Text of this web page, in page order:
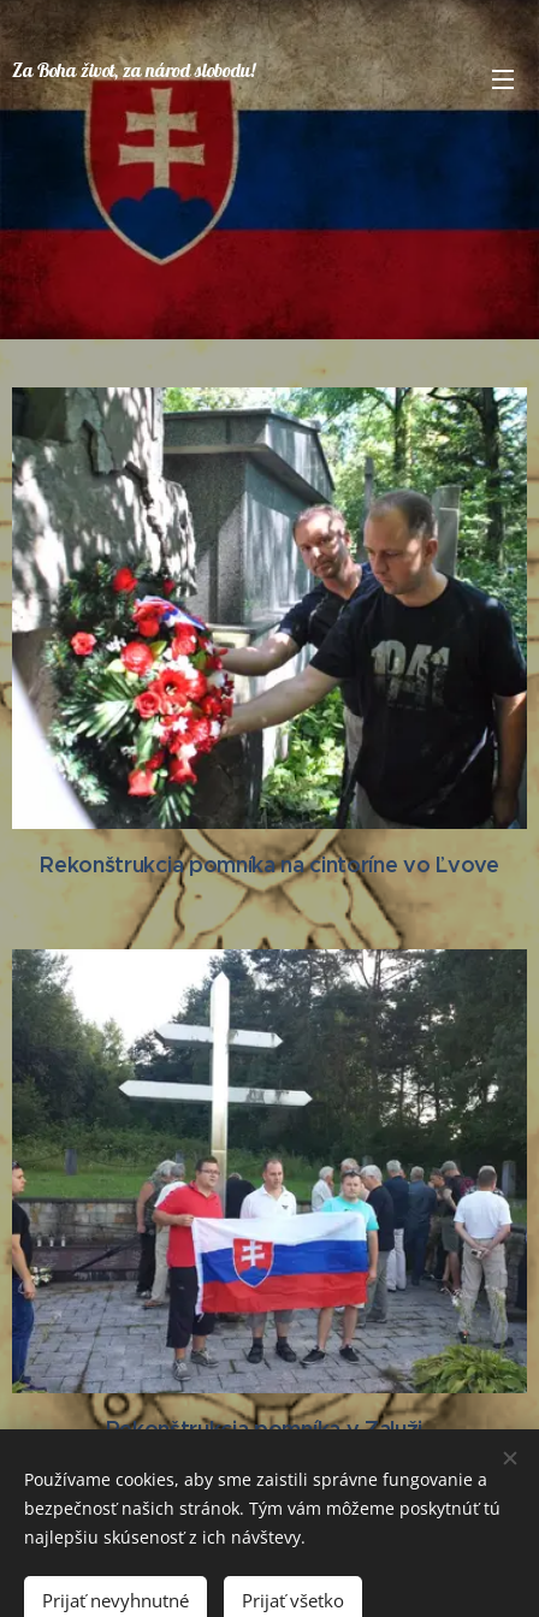
ZaBohaživot, za národ slobodu!
Rekonštrukcia pomníka na cintoríne vo Ľvove
Rekonštrukcia pomníka v Zaluži
OZ Múzeum ozbrojených zložiek 1939-1945, Javorová 451/32,
Partizánske, 954 01, +421 905 488 722
Vytvorené službouWebnode
Používame cookies, aby sme zaistili správne fungovanie a
bezpečnosť našich stránok. Tým vám môžeme poskytnúť tú
najlepšiu skúsenosť z ich návštevy.
Prijať nevyhnutné Prijať všetko